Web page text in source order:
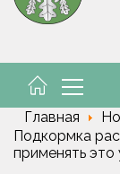
Познай свой
Главная
Подкормка
применять